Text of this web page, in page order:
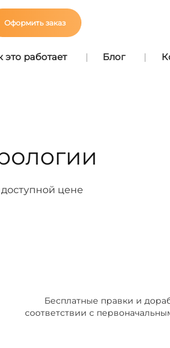
Оформить заказ
это работает Блог
цене
Бесплатные правки и
соответствии с